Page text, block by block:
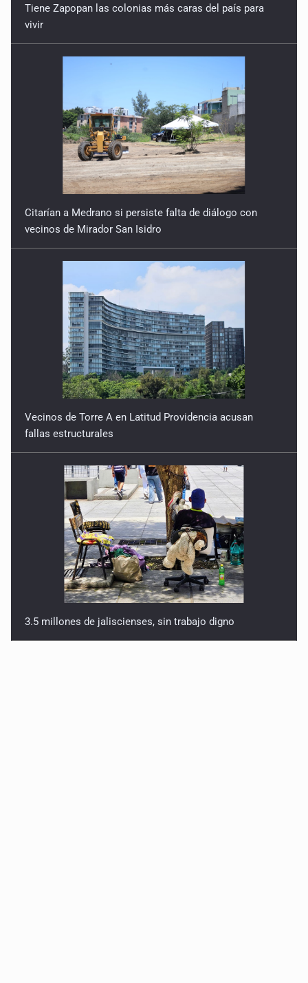
Tiene Zapopan las colonias más caras del país para
vivir
Citarían a Medrano si persiste falta de diálogo con
vecinos de Mirador San Isidro
Vecinos de Torre A en Latitud Providencia acusan
fallas estructurales
3.5 millones de jaliscienses, sin trabajo digno